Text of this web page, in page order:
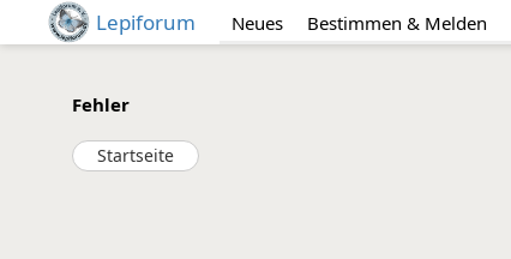
Lepiforum Neues Bestimmen & Melden
Fehler
Startseite